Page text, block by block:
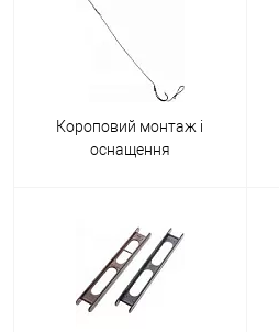
Короповий монтаж і
оснащення